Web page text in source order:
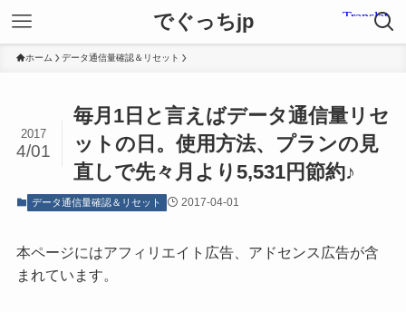
でぐっちjp
ホーム データ通信量確認＆リセット
毎月1日と言えばデータ通信量リセ
ットの日。使用方法、プランの見
直しで先々月より5,531円節約♪
2017
4/01
データ通信量確認＆リセット 2017-04-01
本ページにはアフィリエイト広告、アドセンス広告が含
まれています。